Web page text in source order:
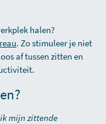
halen?
. Zo stimuleer je niet
af tussen zitten en
mijn zittende